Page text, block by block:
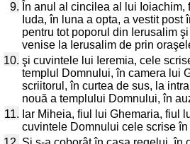
9. În anul al cincilea al lui
Iuda, în luna a opta, a vestit post
pentru tot poporul din Ierusalim
venise la Ierusalim de prin
10. şi cuvintele lui Ieremia, cele
templul Domnului, în camera lui
scriitorul, în curtea de sus, la
nouă a templului Domnului, în
11. Iar Miheia, fiul lui Ghemaria, fiul
cuvintele Domnului cele scrise în